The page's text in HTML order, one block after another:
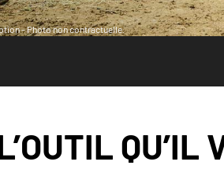
- Photo non contractuelle.